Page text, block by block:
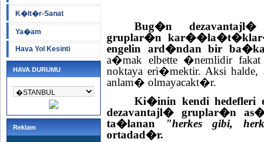
K�lt�r-Sanat
Ya�am
Hava Yol Kesinti
HAVA DURUMU
Reklam
Bug�n
gruplar�n
engelin ard�ndan bir
a�mak elbette �nemlidir fakat
noktaya eri�mektir. Aksi
anlam� olmayacakt�r.
Ki�inin kendi hedefleri
dezavantajl� gruplar�n
ta�lanan
"herkes gibi,
ortadad�r.